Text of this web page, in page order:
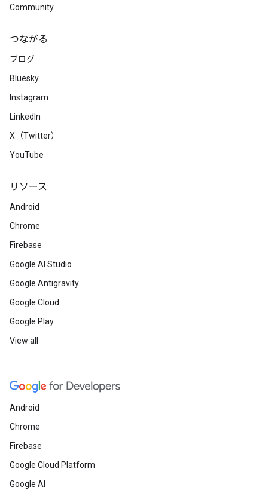
Community
つながる
ブログ
Bluesky
Instagram
LinkedIn
X（Twitter）
YouTube
リソース
Android
Chrome
Firebase
Google AI Studio
Google Antigravity
Google Cloud
Google Play
View all
Android
Chrome
Firebase
Google Cloud Platform
Google AI